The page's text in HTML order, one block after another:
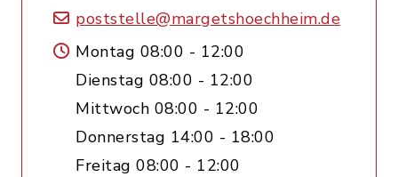
poststelle@margetshoechheim.de
Montag 08:00 - 12:00
Dienstag 08:00 - 12:00
Mittwoch 08:00 - 12:00
Donnerstag 14:00 - 18:00
Freitag 08:00 - 12:00